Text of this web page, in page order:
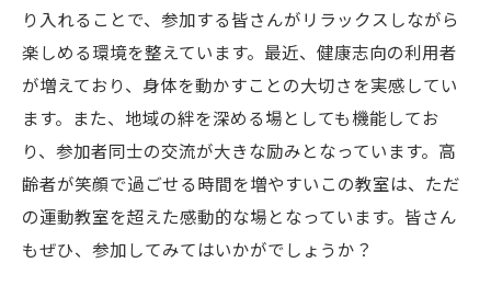
り入れることで、参加する皆さんがリラックスしながら
楽しめる環境を整えています。最近、健康志向の利用者
が増えており、身体を動かすことの大切さを実感してい
ます。また、地域の絆を深める場としても機能してお
り、参加者同士の交流が大きな励みとなっています。高
齢者が笑顔で過ごせる時間を増やすいこの教室は、ただ
の運動教室を超えた感動的な場となっています。皆さん
もぜひ、参加してみてはいかがでしょうか？